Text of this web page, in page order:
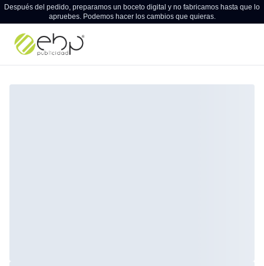
Después del pedido, preparamos un boceto digital y no fabricamos hasta que lo
apruebes. Podemos hacer los cambios que quieras.